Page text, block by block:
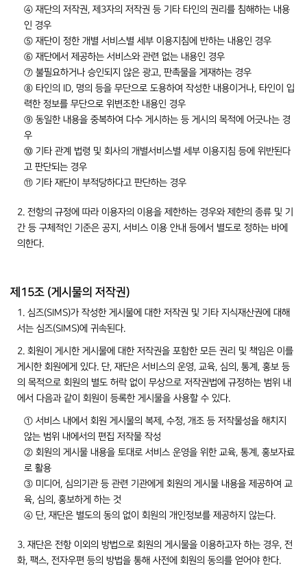
④ 재단의 저작권, 제3자의 저작권 등 기타 타인의 권리를 침해하는 내용
인 경우
⑤ 재단이 정한 개별 서비스별 세부 이용지침에 반하는 내용인 경우
⑥ 재단에서 제공하는 서비스와 관련 없는 내용인 경우
⑦ 불필요하거나 승인되지 않은 광고, 판촉물을 게재하는 경우
⑧ 타인의 ID, 명의 등을 무단으로 도용하여 작성한 내용이거나, 타인이 입
력한 정보를 무단으로 위변조한 내용인 경우
⑨ 동일한 내용을 중복하여 다수 게시하는 등 게시의 목적에 어긋나는 경
우
⑩ 기타 관계 법령 및 회사의 개별서비스별 세부 이용지침 등에 위반된다
고 판단되는 경우
⑪ 기타 재단이 부적당하다고 판단하는 경우
2. 전항의 규정에 따라 이용자의 이용을 제한하는 경우와 제한의 종류 및 기
간 등 구체적인 기준은 공지, 서비스 이용 안내 등에서 별도로 정하는 바에
의한다.
제15조 (게시물의 저작권)
1. 심즈(SIMS)가 작성한 게시물에 대한 저작권 및 기타 지식재산권에 대해
서는 심즈(SIMS)에 귀속된다.
2. 회원이 게시한 게시물에 대한 저작권을 포함한 모든 권리 및 책임은 이를
게시한 회원에게 있다. 단, 재단은 서비스의 운영, 교육, 심의, 통계, 홍보 등
의 목적으로 회원의 별도 허락 없이 무상으로 저작권법에 규정하는 범위 내
에서 다음과 같이 회원이 등록한 게시물을 사용할 수 있다.
① 서비스 내에서 회원 게시물의 복제, 수정, 개조 등 저작물성을 해치지
않는 범위 내에서의 편집 저작물 작성
② 회원의 게시물 내용을 토대로 서비스 운영을 위한 교육, 통계, 홍보자료
로 활용
③ 미디어, 심의기관 등 관련 기관에게 회원의 게시물 내용을 제공하여 교
육, 심의, 홍보하게 하는 것
④ 단, 재단은 별도의 동의 없이 회원의 개인정보를 제공하지 않는다.
3. 재단은 전항 이외의 방법으로 회원의 게시물을 이용하고자 하는 경우, 전
화, 팩스, 전자우편 등의 방법을 통해 사전에 회원의 동의를 얻어야 한다.